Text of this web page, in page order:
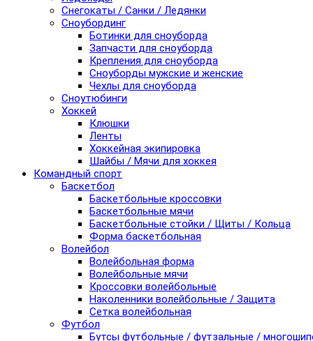
Снегокаты / Санки / Ледянки
Сноубординг
Ботинки для сноуборда
Запчасти для сноуборда
Крепления для сноуборда
Сноуборды мужские и женские
Чехлы для сноуборда
Сноутюбинги
Хоккей
Клюшки
Ленты
Хоккейная экипировка
Шайбы / Мячи для хоккея
Командный спорт
Баскетбол
Баскетбольные кроссовки
Баскетбольные мячи
Баскетбольные стойки / Щиты / Кольца
Форма баскетбольная
Волейбол
Волейбольная форма
Волейбольные мячи
Кроссовки волейбольные
Наколенники волейбольные / Защита
Сетка волейбольная
Футбол
Бутсы футбольные / футзальные /